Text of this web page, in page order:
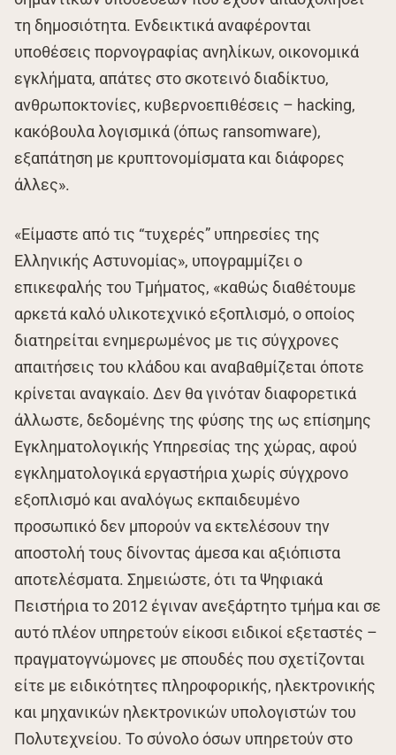
τη δημοσιότητα. Ενδεικτικά αναφέρονται
υποθέσεις πορνογραφίας ανηλίκων, οικονομικά
εγκλήματα, απάτες στο σκοτεινό διαδίκτυο,
ανθρωποκτονίες, κυβερνοεπιθέσεις – hacking,
κακόβουλα λογισμικά (όπως ransomware),
εξαπάτηση με κρυπτονομίσματα και διάφορες
άλλες».
«Είμαστε από τις “τυχερές” υπηρεσίες της
Ελληνικής Αστυνομίας», υπογραμμίζει ο
επικεφαλής του Τμήματος, «καθώς διαθέτουμε
αρκετά καλό υλικοτεχνικό εξοπλισμό, ο οποίος
διατηρείται ενημερωμένος με τις σύγχρονες
απαιτήσεις του κλάδου και αναβαθμίζεται όποτε
κρίνεται αναγκαίο. Δεν θα γινόταν διαφορετικά
άλλωστε, δεδομένης της φύσης της ως επίσημης
Εγκληματολογικής Υπηρεσίας της χώρας, αφού
εγκληματολογικά εργαστήρια χωρίς σύγχρονο
εξοπλισμό και αναλόγως εκπαιδευμένο
προσωπικό δεν μπορούν να εκτελέσουν την
αποστολή τους δίνοντας άμεσα και αξιόπιστα
αποτελέσματα. Σημειώστε, ότι τα Ψηφιακά
Πειστήρια το 2012 έγιναν ανεξάρτητο τμήμα και σε
αυτό πλέον υπηρετούν είκοσι ειδικοί εξεταστές –
πραγματογνώμονες με σπουδές που σχετίζονται
είτε με ειδικότητες πληροφορικής, ηλεκτρονικής
και μηχανικών ηλεκτρονικών υπολογιστών του
Πολυτεχνείου. Το σύνολο όσων υπηρετούν στο